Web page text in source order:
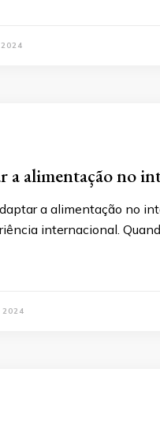
a alimentação no
a alimentação no
internacional.
2024